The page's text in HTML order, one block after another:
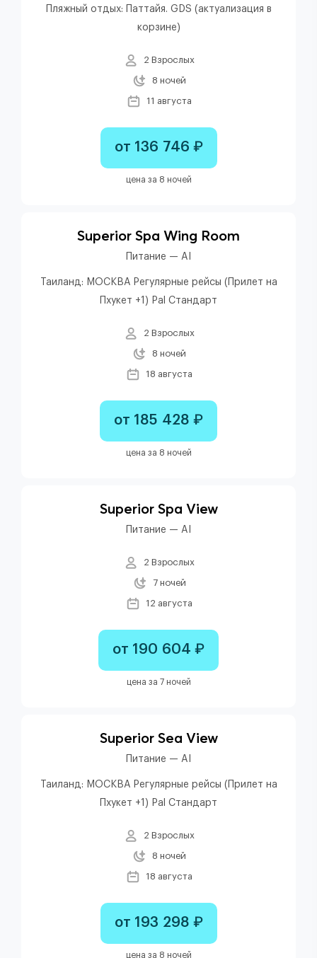
Пляжный отдых: Паттайя. GDS (актуализация в
корзине)
2 Взрослых
8 ночей
11 августа
от 136 746 ₽
цена за 8 ночей
Superior Spa Wing Room
Питание — AI
Таиланд: МОСКВА Регулярные рейсы (Прилет на
Пхукет +1) Pal Стандарт
2 Взрослых
8 ночей
18 августа
от 185 428 ₽
цена за 8 ночей
Superior Spa View
Питание — AI
2 Взрослых
7 ночей
12 августа
от 190 604 ₽
цена за 7 ночей
Superior Sea View
Питание — AI
Таиланд: МОСКВА Регулярные рейсы (Прилет на
Пхукет +1) Pal Стандарт
2 Взрослых
8 ночей
18 августа
от 193 298 ₽
цена за 8 ночей